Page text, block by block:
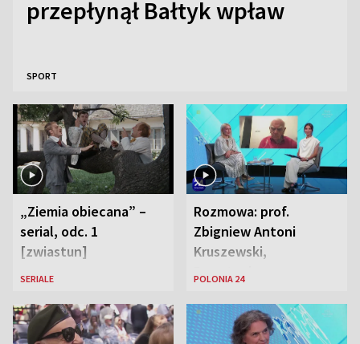
przepłynął Bałtyk wpław
SPORT
„Ziemia obiecana” –
serial, odc. 1
[zwiastun]
SERIALE
Rozmowa: prof.
Zbigniew Antoni
Kruszewski,
Powstaniec
Zaryan, piosenkarka
POLONIA 24